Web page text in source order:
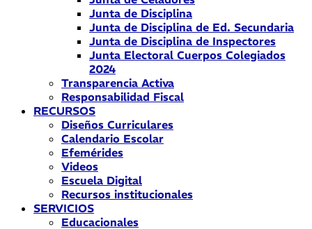
Junta de Disciplina
Junta de Disciplina de Ed. Secundaria
Junta de Disciplina de Inspectores
Junta Electoral Cuerpos Colegiados
2024
Transparencia Activa
Responsabilidad Fiscal
RECURSOS
Diseños Curriculares
Calendario Escolar
Efemérides
Videos
Escuela Digital
Recursos institucionales
SERVICIOS
Educacionales